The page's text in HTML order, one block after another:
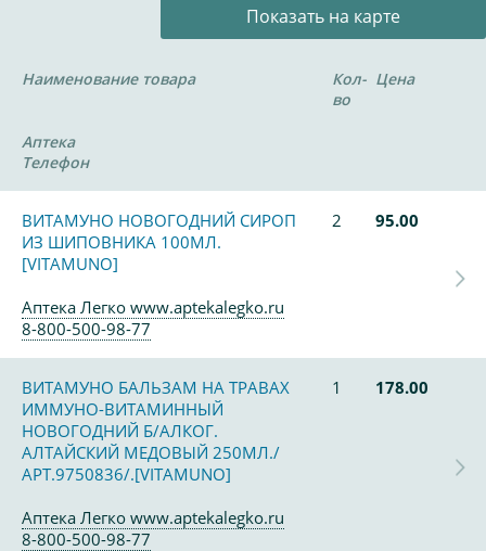
Показать на карте
Наименование товара
Кол-
во
Цена
Аптека
Телефон
ВИТАМУНО НОВОГОДНИЙ СИРОП
ИЗ ШИПОВНИКА 100МЛ.
[VITAMUNO]
2 95.00
Аптека Легко www.aptekalegko.ru
8-800-500-98-77
ВИТАМУНО БАЛЬЗАМ НА ТРАВАХ
ИММУНО-ВИТАМИННЫЙ
НОВОГОДНИЙ Б/АЛКОГ.
АЛТАЙСКИЙ МЕДОВЫЙ 250МЛ./
АРТ.9750836/.[VITAMUNO]
1 178.00
Аптека Легко www.aptekalegko.ru
8-800-500-98-77